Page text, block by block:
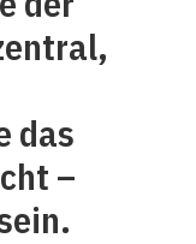
das
–